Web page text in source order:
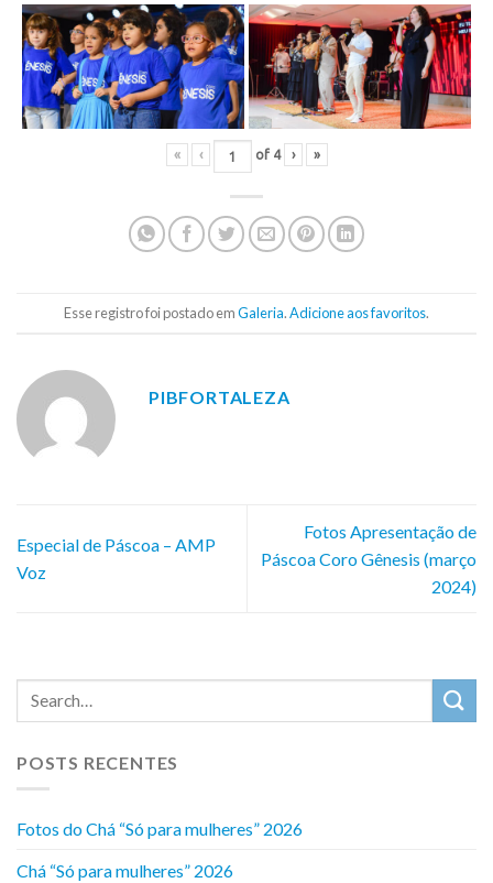
« ‹ of 4 › »
Esse registro foi postado emGaleria.Adicione aos favoritos.
PIBFORTALEZA
Especial de Páscoa – AMP
Voz
Fotos Apresentação de
Páscoa Coro Gênesis (março
2024)
POSTS RECENTES
Fotos do Chá “Só para mulheres” 2026
Chá “Só para mulheres” 2026